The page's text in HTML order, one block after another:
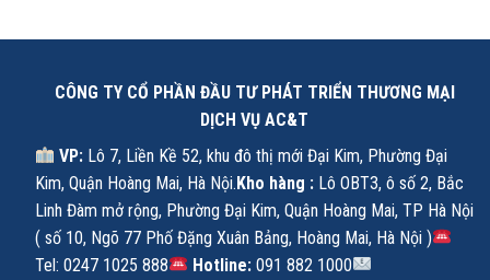
CÔNG TY CỔ PHẦN ĐẦU TƯ PHÁT TRIỂN THƯƠNG MẠI
DỊCH VỤ AC&T
VP: Lô 7, Liền Kề 52, khu đô thị mới Đại Kim, Phường Đại
Kim, Quận Hoàng Mai, Hà Nội.Kho hàng : Lô OBT3, ô số 2, Bắc
Linh Đàm mở rộng, Phường Đại Kim, Quận Hoàng Mai, TP Hà Nội
( số 10, Ngõ 77 Phố Đặng Xuân Bảng, Hoàng Mai, Hà Nội )
Tel: 0247 1025 888
Hotline:091 882 1000